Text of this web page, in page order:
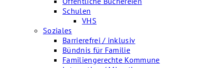
Schulen
VHS
Soziales
Barrierefrei / inklusiv
Bündnis für Familie
Familiengerechte Kommune